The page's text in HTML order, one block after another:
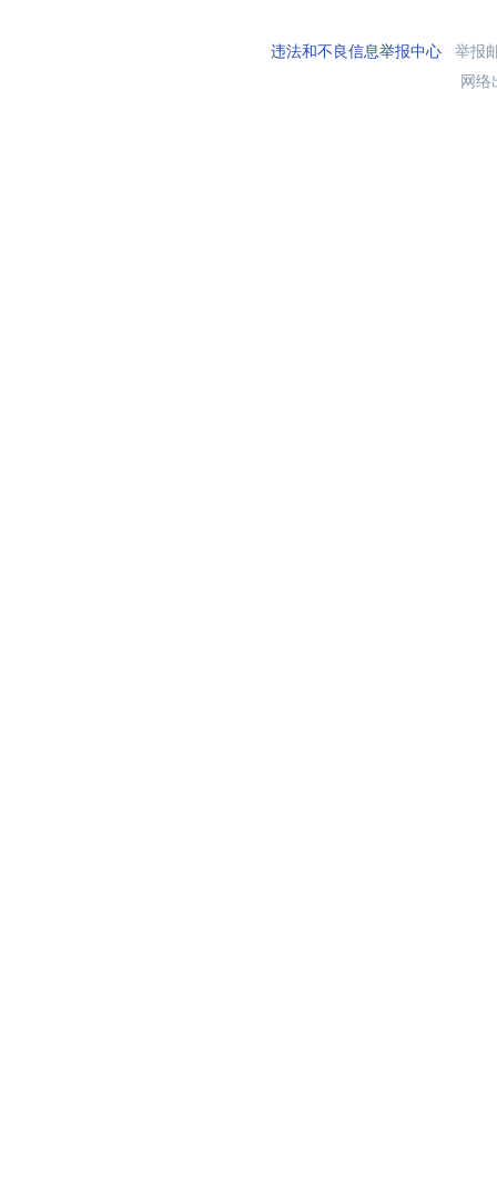
违法和不良信息举报中心举报
网